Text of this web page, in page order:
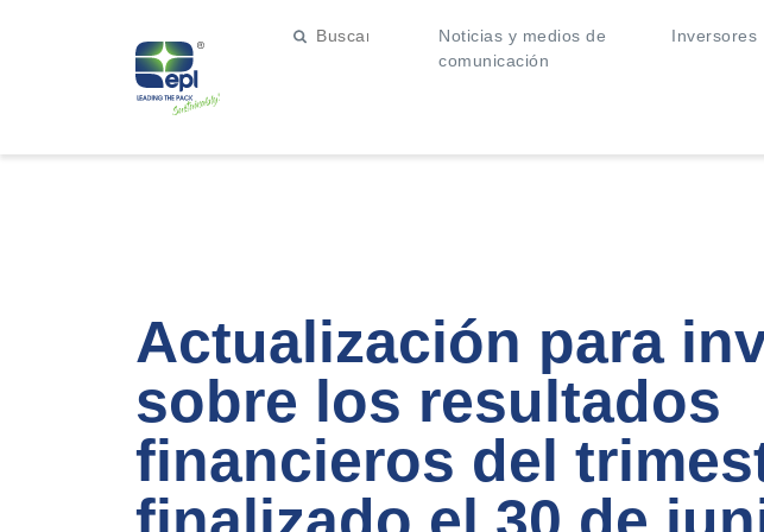
Noticias y medios de
comunicación
Inversores
Actualización para
sobre los resultados
financieros del